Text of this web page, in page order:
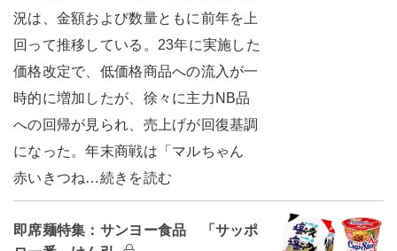
況は、金額および数量ともに前年を上
回って推移している。23年に実施した
価格改定で、低価格商品への流入が一
時的に増加したが、徐々に主力NB品
への回帰が見られ、売上げが回復基調
になった。年末商戦は「マルちゃん
赤いきつね…続きを読む
即席麺特集：サンヨー食品 「サッポ